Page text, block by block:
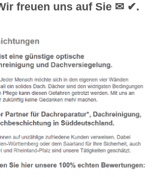
freuen uns auf Sie ✉ ✔.